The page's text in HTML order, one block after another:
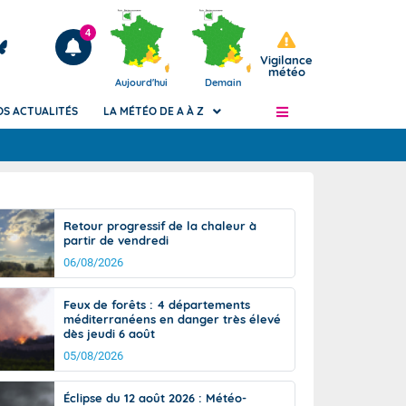
Articles
4
Aujourd'hui Demain
Vigilance
météo
de
Phénomènes dangereux de J+2 à J+7
Avertissement pluies intenses à l'échelle
des communes (Apic)
Bulletins Marine
Bulletins d'estimation du risque
d'avalanche
Météo des forêts
Vigicrues
ACTUALITÉS LA MÉTÉO DE A À Z
Retour progressif de la chaleur à
partir de vendredi
06/08/2026
Feux de forêts : 4 départements
méditerranéens en danger très élevé
dès jeudi 6 août
05/08/2026
Éclipse du 12 août 2026 : Météo-